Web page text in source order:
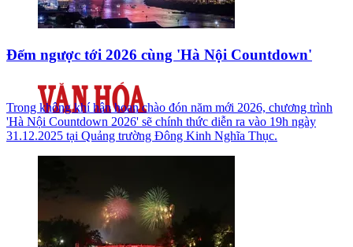
Đếm ngược tới 2026 cùng 'Hà Nội Countdown'
Trong không khí hân hoan chào đón năm mới 2026, chương trình
'Hà Nội Countdown 2026' sẽ chính thức diễn ra vào 19h ngày
31.12.2025 tại Quảng trường Đông Kinh Nghĩa Thục.